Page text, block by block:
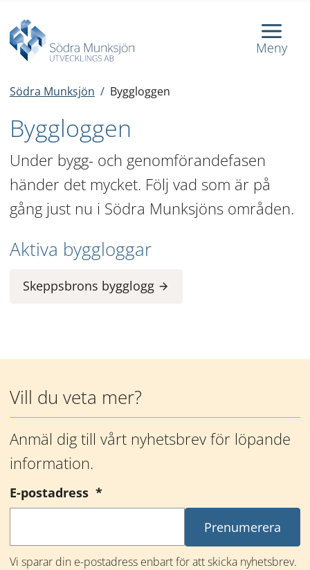
Meny
Södra Munksjön / Byggloggen
Byggloggen
Under bygg- och genomförandefasen
händer det mycket. Följ vad som är på
gång just nu i Södra Munksjöns områden.
Aktiva byggloggar
Skeppsbrons bygglogg
Vill du veta mer?
Anmäl dig till vårt nyhetsbrev för löpande
information.
E-postadress *(obligatorisk)
Vi sparar din e-postadress enbart för att skicka nyhetsbrev.